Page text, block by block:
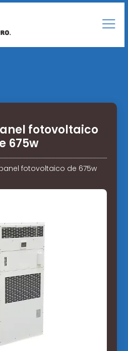
fotovoltaico
675w
fotovoltaico de 675w